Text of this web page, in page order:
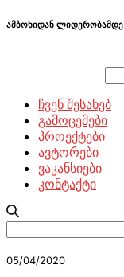
ამბოხიდან ლიდერობამდე
ჩვენ შესახებ
გამოცემები
პროექტები
ავტორები
ვაკანსიები
კონტაქტი
05/04/2020